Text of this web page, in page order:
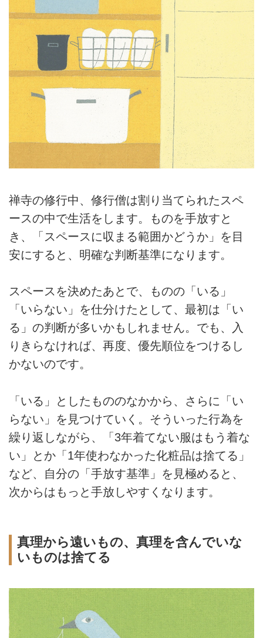
禅寺の修行中、修行僧は割り当てられたスペ
ースの中で生活をします。ものを手放すと
き、「スペースに収まる範囲かどうか」を目
安にすると、明確な判断基準になります。
スペースを決めたあとで、ものの「いる」
「いらない」を仕分けたとして、最初は「い
る」の判断が多いかもしれません。でも、入
りきらなければ、再度、優先順位をつけるし
かないのです。
「いる」としたもののなかから、さらに「い
らない」を見つけていく。そういった行為を
繰り返しながら、「3年着てない服はもう着な
い」とか「1年使わなかった化粧品は捨てる」
など、自分の「手放す基準」を見極めると、
次からはもっと手放しやすくなります。
真理から遠いもの、真理を含んでいな
いものは捨てる